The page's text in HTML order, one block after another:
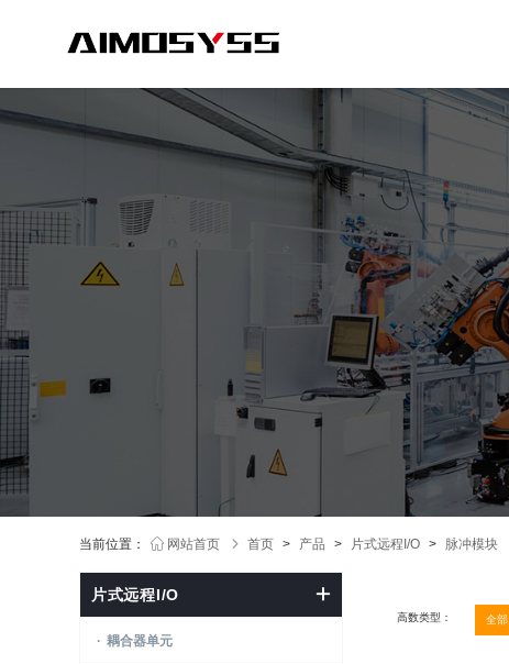
当前位置： 网站首页 首页 > 产品 > 片式远程I/O > 脉冲模块
片式远程I/O
· 耦合器单元
高数类型： 全部